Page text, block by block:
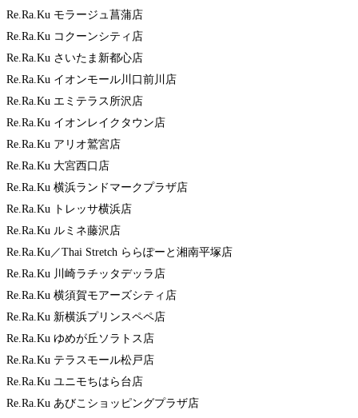
Re.Ra.Ku モラージュ菖蒲店
Re.Ra.Ku コクーンシティ店
Re.Ra.Ku さいたま新都心店
Re.Ra.Ku イオンモール川口前川店
Re.Ra.Ku エミテラス所沢店
Re.Ra.Ku イオンレイクタウン店
Re.Ra.Ku アリオ鷲宮店
Re.Ra.Ku 大宮西口店
Re.Ra.Ku 横浜ランドマークプラザ店
Re.Ra.Ku トレッサ横浜店
Re.Ra.Ku ルミネ藤沢店
Re.Ra.Ku／Thai Stretch ららぽーと湘南平塚店
Re.Ra.Ku 川崎ラチッタデッラ店
Re.Ra.Ku 横須賀モアーズシティ店
Re.Ra.Ku 新横浜プリンスペペ店
Re.Ra.Ku ゆめが丘ソラトス店
Re.Ra.Ku テラスモール松戸店
Re.Ra.Ku ユニモちはら台店
Re.Ra.Ku あびこショッピングプラザ店